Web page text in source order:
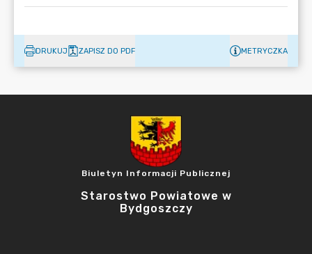
DRUKUJ ZAPISZ DO PDF METRYCZKA
Biuletyn Informacji Publicznej
Starostwo Powiatowe w
Bydgoszczy